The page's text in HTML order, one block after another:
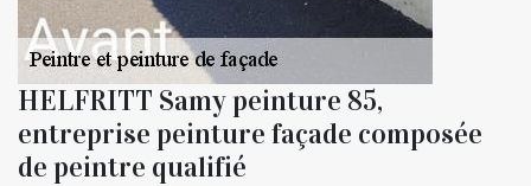
HELFRITT Samy peinture 85,
entreprise peinture façade composée
de peintre qualifié